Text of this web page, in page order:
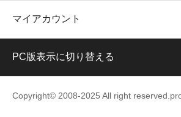
マイアカウント
PC版表示に切り替える
Copyright© 2008-2025 All right